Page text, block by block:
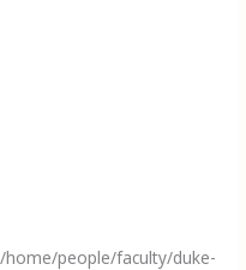
people/faculty/duke-